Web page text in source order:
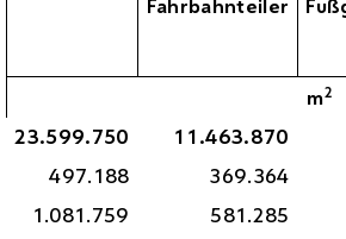
Fahrbahnteiler
m2
23.599.750
11.463.870
497.188
369.364
1.081.759
581.285